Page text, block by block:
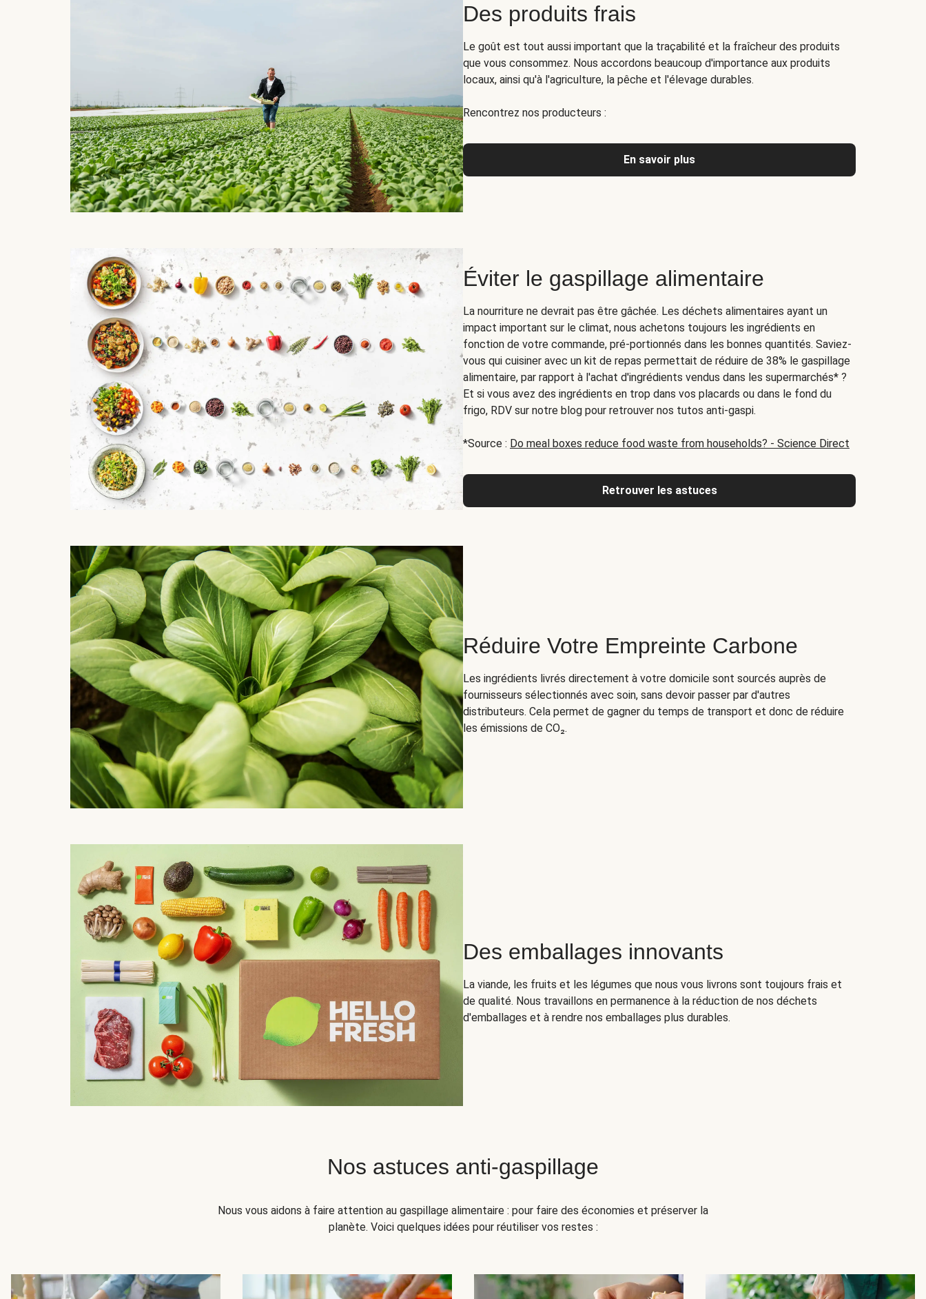
Des produits frais
Le goût est tout aussi important que la traçabilité et la fraîcheur des produits
que vous consommez. Nous accordons beaucoup d'importance aux produits
locaux, ainsi qu'à l'agriculture, la pêche et l'élevage durables.
Rencontrez nos producteurs :
En savoir plus
Éviter le gaspillage alimentaire
La nourriture ne devrait pas être gâchée. Les déchets alimentaires ayant un
impact important sur le climat, nous achetons toujours les ingrédients en
fonction de votre commande, pré-portionnés dans les bonnes quantités. Saviez-
vous qui cuisiner avec un kit de repas permettait de réduire de 38% le gaspillage
alimentaire, par rapport à l'achat d'ingrédients vendus dans les supermarchés* ?
Et si vous avez des ingrédients en trop dans vos placards ou dans le fond du
frigo, RDV sur notre blog pour retrouver nos tutos anti-gaspi.
*Source : Do meal boxes reduce food waste from households? - Science Direct
Retrouver les astuces
Réduire Votre Empreinte Carbone
Les ingrédients livrés directement à votre domicile sont sourcés auprès de
fournisseurs sélectionnés avec soin, sans devoir passer par d'autres
distributeurs. Cela permet de gagner du temps de transport et donc de réduire
les émissions de CO₂.
Des emballages innovants
La viande, les fruits et les légumes que nous vous livrons sont toujours frais et
de qualité. Nous travaillons en permanence à la réduction de nos déchets
d'emballages et à rendre nos emballages plus durables.
Nos astuces anti-gaspillage
Nous vous aidons à faire attention au gaspillage alimentaire : pour faire des économies et préserver la
planète. Voici quelques idées pour réutiliser vos restes :